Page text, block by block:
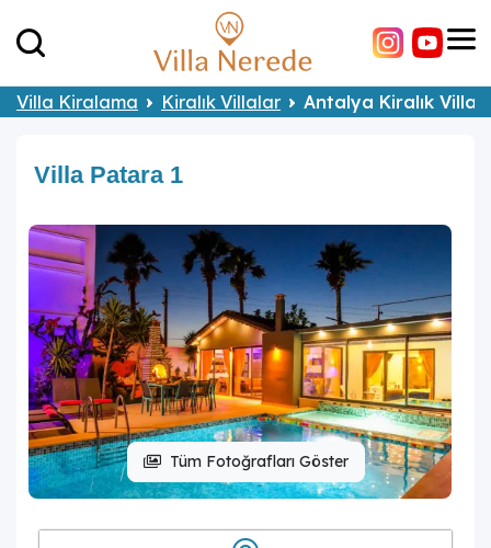
Villa Kiralama Kiralık Villalar Antalya Kiralık
Villa Patara 1
Tüm Fotoğrafları Göster